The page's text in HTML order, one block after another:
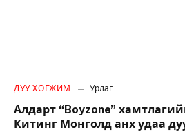
ДУУ ХӨГЖИМ Урлаг
Алдарт “Boyzone”
Китинг Монголд анх удаа